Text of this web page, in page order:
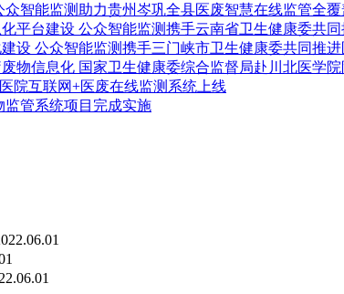
众智能监测助力贵州岑巩全县医废智慧在线监管全覆
公众智能监测携手云南省卫生健康委共
公众智能监测携手三门峡市卫生健康委共同推
国家卫生健康委综合监督局赴川北医学
院互联网+医废在线监测系统上线
监管系统项目完成实施